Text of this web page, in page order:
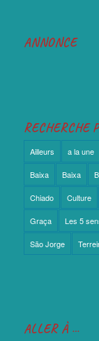
ANNONCE
RECHERCHE
Ailleurs a la une
Baixa Baixa
Chiado Culture
Graça Les 5
São Jorge
ALLER À …